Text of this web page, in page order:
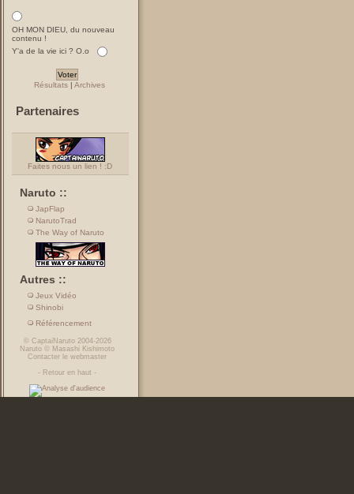
OH MON DIEU, du nouveau
contenu !
Y'a de la vie ici ? O.o
Résultats| Archives
Partenaires
Faites nous un lien ! :D
Naruto ::
JapFlap
NarutoTrad
The Way of Naruto
Autres ::
Jeux Vidéo
Shinobi
Référencement
© CaptaiNaruto2004-2026
Naruto © Masashi Kishimoto
Contacter le webmaster
- Retour en haut -